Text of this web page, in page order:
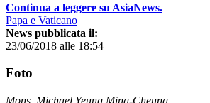
Continua a leggere su AsiaNews.
Papa e Vaticano
News pubblicata il:
23/06/2018 alle 18:54
Foto
Mons. Michael Yeung Ming-Cheung